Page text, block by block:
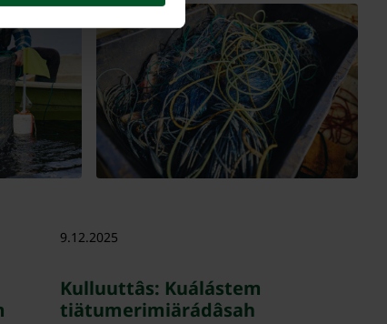
9.12.2025
Kulluuttâs: Kuálástem
tiätumerimiärádâsah